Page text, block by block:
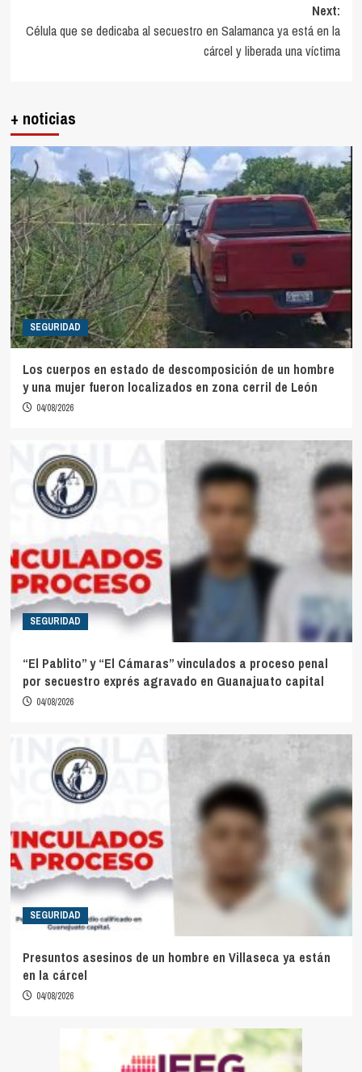
Next:
Célula que se dedicaba al secuestro en Salamanca ya está en la
cárcel y liberada una víctima
+ noticias
SEGURIDAD
Los cuerpos en estado de descomposición de un hombre
y una mujer fueron localizados en zona cerril de León
04/08/2026
SEGURIDAD
“El Pablito” y “El Cámaras” vinculados a proceso penal
por secuestro exprés agravado en Guanajuato capital
04/08/2026
SEGURIDAD
Presuntos asesinos de un hombre en Villaseca ya están
en la cárcel
04/08/2026